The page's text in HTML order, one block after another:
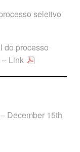
seletivo
do processo
– Link
December 15th